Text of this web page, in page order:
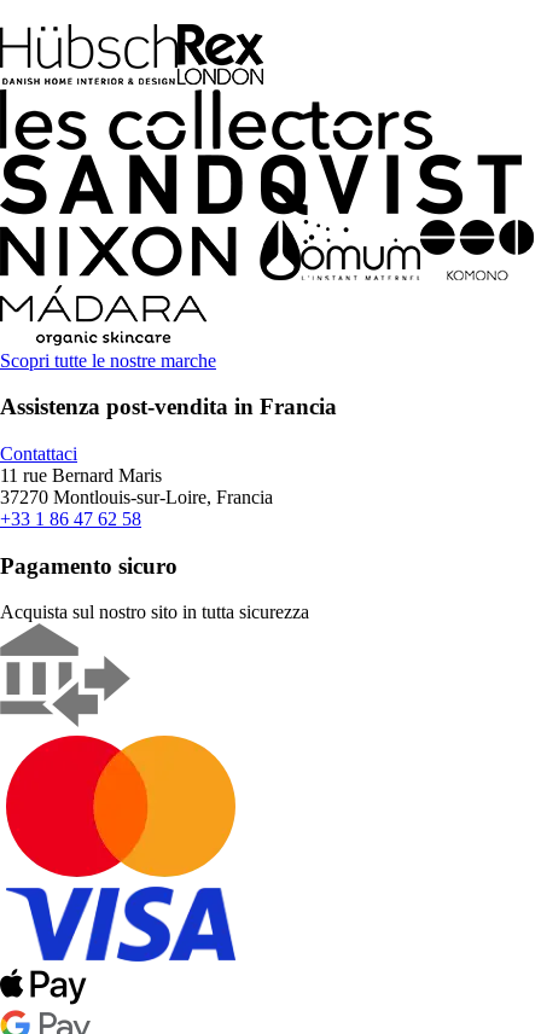
Scopri tutte le nostre marche
Assistenza post-vendita in Francia
Contattaci
11 rue Bernard Maris
37270 Montlouis-sur-Loire, Francia
+33 1 86 47 62 58
Pagamento sicuro
Acquista sul nostro sito in tutta sicurezza